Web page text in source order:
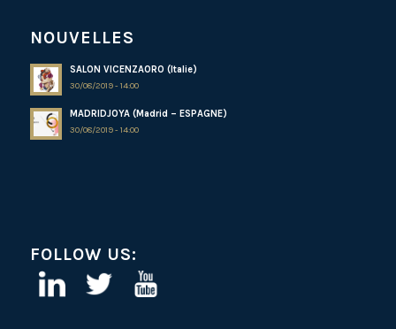
NOUVELLES
SALON VICENZAORO (Italie)
30/08/2019 - 14:00
MADRIDJOYA (Madrid – ESPAGNE)
30/08/2019 - 14:00
FOLLOW US: